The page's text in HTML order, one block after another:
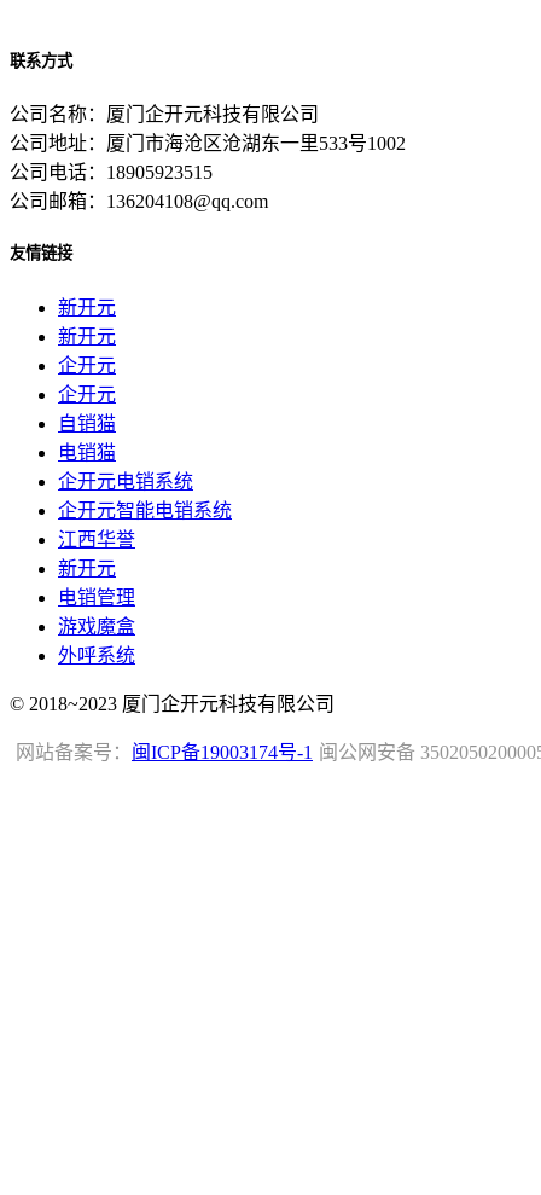
联系方式
公司名称：厦门企开元科技有限公司
公司地址：厦门市海沧区沧湖东一里533号1002
公司电话：18905923515
公司邮箱：136204108@qq.com
友情链接
新开元
新开元
企开元
企开元
自销猫
电销猫
企开元电销系统
企开元智能电销系统
江西华誉
新开元
电销管理
游戏魔盒
外呼系统
© 2018~2023 厦门企开元科技有限公司
闽公网安备
网站备案号： 闽ICP备19003174号-1